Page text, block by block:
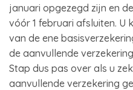
januari opgezegd zijn en
vóór 1 februari afsluiten.
van de ene
de aanvullende
Stap dus pas over als u
aanvullende verzekering